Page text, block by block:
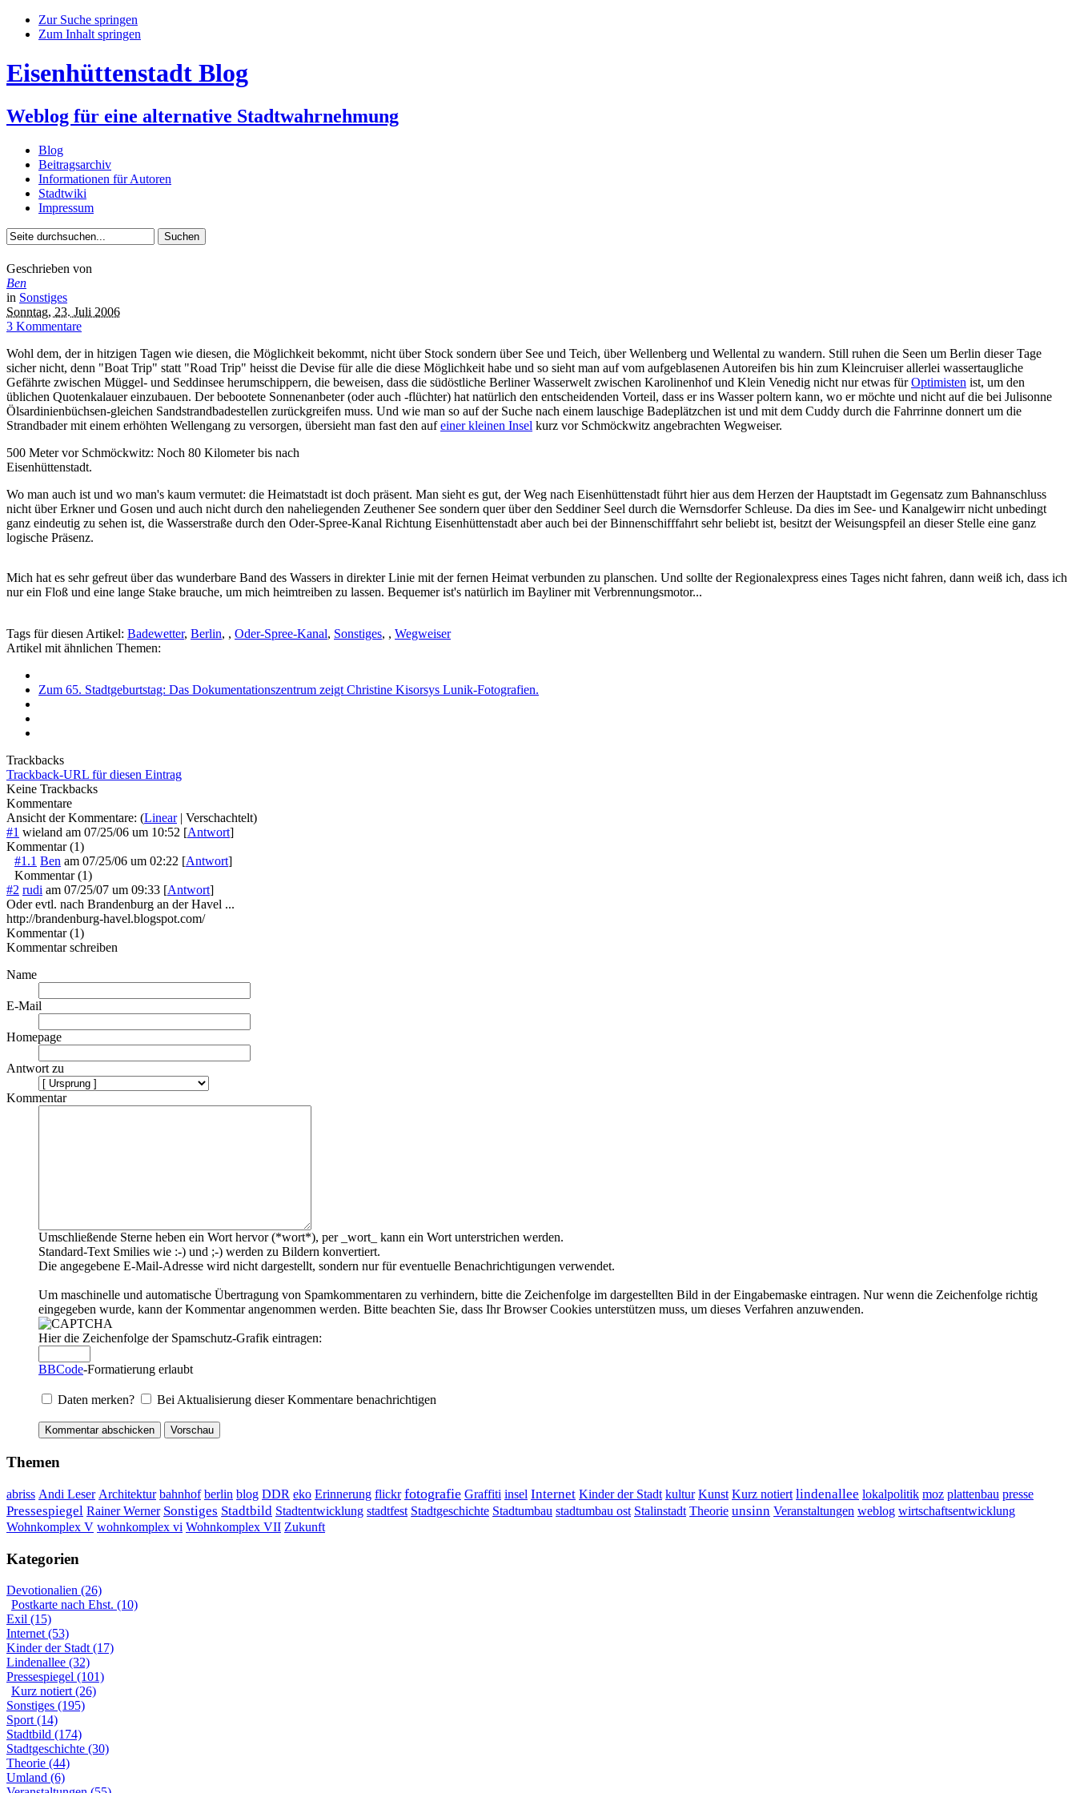
Zur Suche springen
Zum Inhalt springen
Eisenhüttenstadt Blog
Weblog für eine alternative Stadtwahrnehmung
Blog
Beitragsarchiv
Informationen für Autoren
Stadtwiki
Impressum
Geschrieben von
Ben
in Sonstiges
Sonntag, 23. Juli 2006
3 Kommentare
Wohl dem, der in hitzigen Tagen wie diesen, die Möglichkeit bekommt, nicht über Stock sondern über See und Teich, über Wellenberg und Wellental zu wandern. Still ruhen die Seen um Berlin dieser Tage
sicher nicht, denn "Boat Trip" statt "Road Trip" heisst die Devise für alle die diese Möglichkeit habe und so sieht man auf vom aufgeblasenen Autoreifen bis hin zum Kleincruiser allerlei wassertaugliche
Gefährte zwischen Müggel- und Seddinsee herumschippern, die beweisen, dass die südöstliche Berliner Wasserwelt zwischen Karolinenhof und Klein Venedig nicht nur etwas fürOptimisten ist, um den
üblichen Quotenkalauer einzubauen. Der bebootete Sonnenanbeter (oder auch -flüchter) hat natürlich den entscheidenden Vorteil, dass er ins Wasser poltern kann, wo er möchte und nicht auf die bei Julisonne
Ölsardinienbüchsen-gleichen Sandstrandbadestellen zurückgreifen muss. Und wie man so auf der Suche nach einem lauschige Badeplätzchen ist und mit dem Cuddy durch die Fahrrinne donnert um die
Strandbader mit einem erhöhten Wellengang zu versorgen, übersieht man fast den aufeiner kleinen Insel kurz vor Schmöckwitz angebrachten Wegweiser.
500 Meter vor Schmöckwitz: Noch 80 Kilometer bis nach
Eisenhüttenstadt.
Wo man auch ist und wo man's kaum vermutet: die Heimatstadt ist doch präsent. Man sieht es gut, der Weg nach Eisenhüttenstadt führt hier aus dem Herzen der Hauptstadt im Gegensatz zum Bahnanschluss
nicht über Erkner und Gosen und auch nicht durch den naheliegenden Zeuthener See sondern quer über den Seddiner Seel durch die Wernsdorfer Schleuse. Da dies im See- und Kanalgewirr nicht unbedingt
ganz eindeutig zu sehen ist, die Wasserstraße durch den Oder-Spree-Kanal Richtung Eisenhüttenstadt aber auch bei der Binnenschifffahrt sehr beliebt ist, besitzt der Weisungspfeil an dieser Stelle eine ganz
logische Präsenz.
Mich hat es sehr gefreut über das wunderbare Band des Wassers in direkter Linie mit der fernen Heimat verbunden zu planschen. Und sollte der Regionalexpress eines Tages nicht fahren, dann weiß ich, dass ich
nur ein Floß und eine lange Stake brauche, um mich heimtreiben zu lassen. Bequemer ist's natürlich im Bayliner mit Verbrennungsmotor...
Tags für diesen Artikel: Badewetter, Berlin, , Oder-Spree-Kanal, Sonstiges, , Wegweiser
Artikel mit ähnlichen Themen:
Zum 65. Stadtgeburtstag: Das Dokumentationszentrum zeigt Christine Kisorsys Lunik-Fotografien.
Trackbacks
Trackback-URL für diesen Eintrag
Keine Trackbacks
Kommentare
Ansicht der Kommentare: (Linear| Verschachtelt)
#1 wieland am 07/25/06 um 10:52 [Antwort]
Kommentar (1)
#1.1 Ben am 07/25/06 um 02:22 [Antwort]
Kommentar (1)
#2 rudi am 07/25/07 um 09:33 [Antwort]
Oder evtl. nach Brandenburg an der Havel ...
http://brandenburg-havel.blogspot.com/
Kommentar (1)
Kommentar schreiben
Name
E-Mail
Homepage
Antwort zu
Kommentar
Umschließende Sterne heben ein Wort hervor (*wort*), per _wort_ kann ein Wort unterstrichen werden.
Standard-Text Smilies wie :-) und ;-) werden zu Bildern konvertiert.
Die angegebene E-Mail-Adresse wird nicht dargestellt, sondern nur für eventuelle Benachrichtigungen verwendet.
Um maschinelle und automatische Übertragung von Spamkommentaren zu verhindern, bitte die Zeichenfolge im dargestellten Bild in der Eingabemaske eintragen. Nur wenn die Zeichenfolge richtig
eingegeben wurde, kann der Kommentar angenommen werden. Bitte beachten Sie, dass Ihr Browser Cookies unterstützen muss, um dieses Verfahren anzuwenden.
Hier die Zeichenfolge der Spamschutz-Grafik eintragen:
BBCode-Formatierung erlaubt
Daten merken? Bei Aktualisierung dieser Kommentare benachrichtigen
Themen
abriss Andi Leser Architektur bahnhof berlin blog DDR eko Erinnerung flickr fotografie Graffiti insel Internet Kinder der Stadt kultur Kunst Kurz notiert lindenallee lokalpolitik moz plattenbau presse
Pressespiegel Rainer Werner Sonstiges Stadtbild Stadtentwicklung stadtfest Stadtgeschichte Stadtumbau stadtumbau ost Stalinstadt Theorie unsinn Veranstaltungen weblog wirtschaftsentwicklung
Wohnkomplex V wohnkomplex vi Wohnkomplex VII Zukunft
Kategorien
Devotionalien (26)
Postkarte nach Ehst. (10)
Exil (15)
Internet (53)
Kinder der Stadt (17)
Lindenallee (32)
Pressespiegel (101)
Kurz notiert (26)
Sonstiges (195)
Sport (14)
Stadtbild (174)
Stadtgeschichte (30)
Theorie (44)
Umland (6)